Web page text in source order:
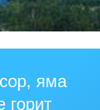
яма
горит